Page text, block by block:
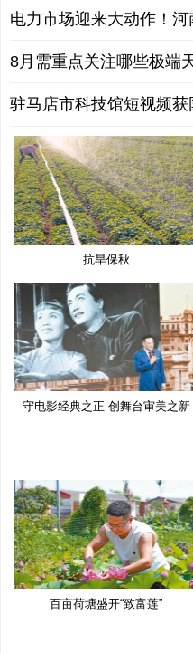
电力市场迎来大动作！
8月需重点关注哪些极端
驻马店市科技馆短视频
抗旱保秋
守电影经典之正 创舞台审美之新
百亩荷塘盛开“致富莲”